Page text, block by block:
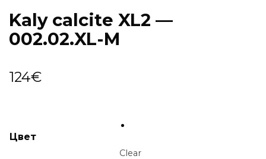
Kaly calcite XL2 —
002.02.XL-M
124€
Цвет
Clear